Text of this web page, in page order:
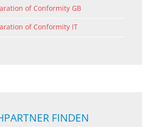
of Conformity GB
of Conformity IT
FINDEN